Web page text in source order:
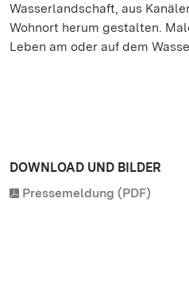
Wasserlandschaft, aus
Wohnort herum gestalten.
Leben am oder auf dem
DOWNLOAD UND BILDER
Pressemeldung (PDF)